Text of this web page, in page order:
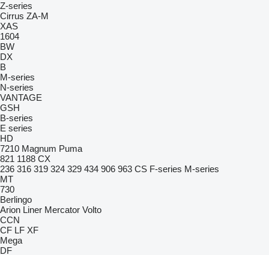
Z-series
Cirrus ZA-M
XAS
1604
BW
DX
B
M-series
N-series
VANTAGE
GSH
B-series
E series
HD
7210 Magnum Puma
821 1188 CX
236 316 319 324 329 434 906 963 CS F-series M-series
MT
730
Berlingo
Arion Liner Mercator Volto
CCN
CF LF XF
Mega
DF